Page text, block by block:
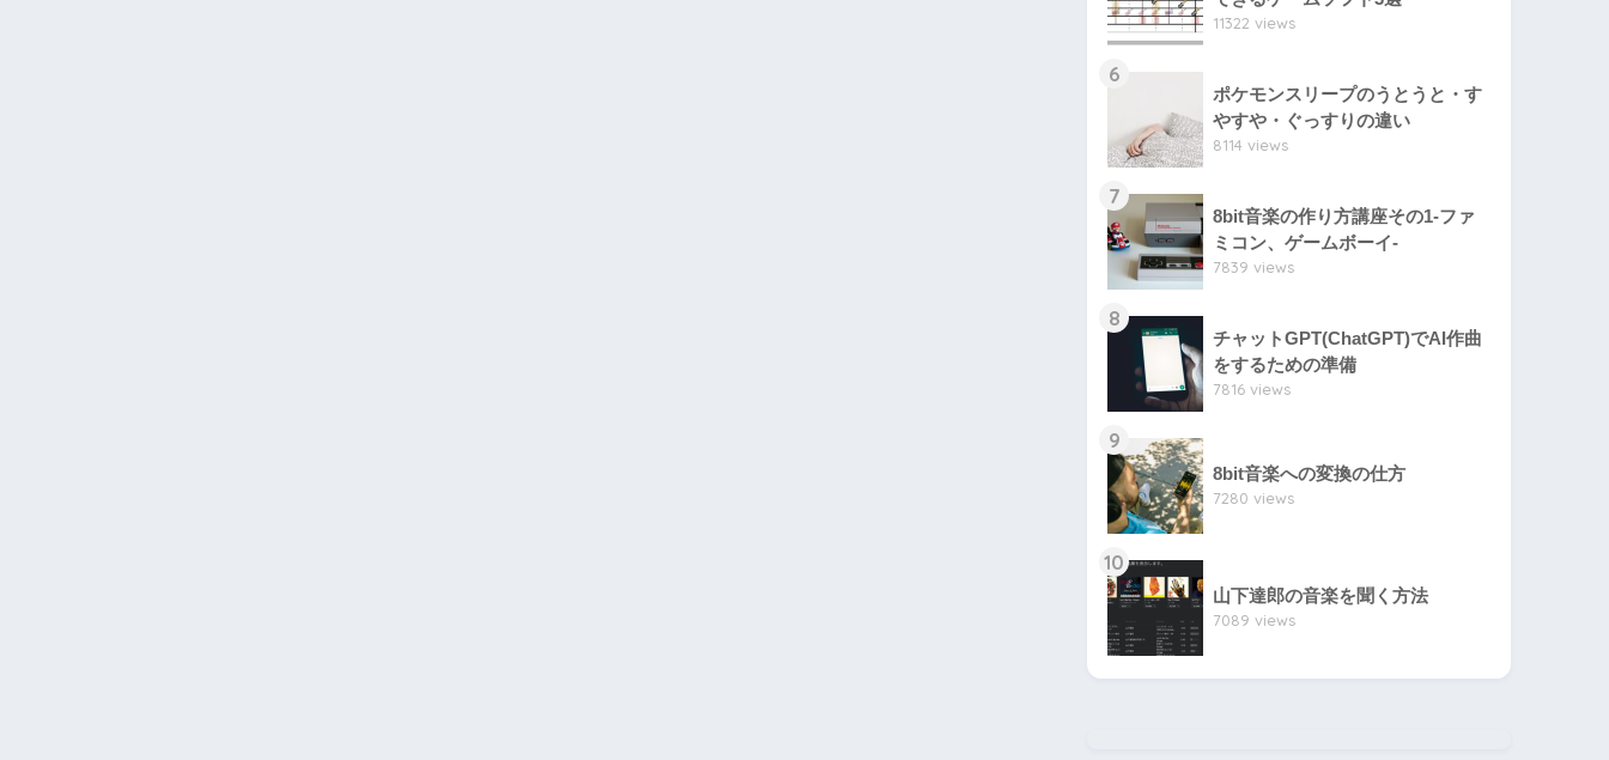
11322 views
6
ポケモンスリープのうとうと・す
やすや・ぐっすりの違い
8114 views
7
8bit音楽の作り方講座その1-ファ
ミコン、ゲームボーイ-
7839 views
8
チャットGPT(ChatGPT)でAI作曲
をするための準備
7816 views
9
8bit音楽への変換の仕方
7280 views
10
山下達郎の音楽を聞く方法
7089 views